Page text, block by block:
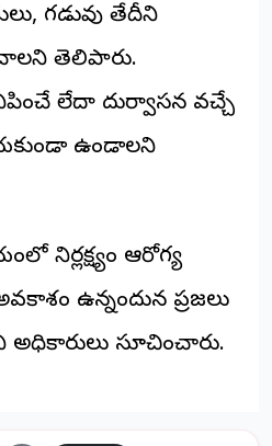
గడువు తేదీని
తెలిపారు.
లేదా దుర్వాసన వచ్చే
ఉండాలని
నిర్లక్ష్యం ఆరోగ్య
ఉన్నందున ప్రజలు
అధికారులు సూచించారు.